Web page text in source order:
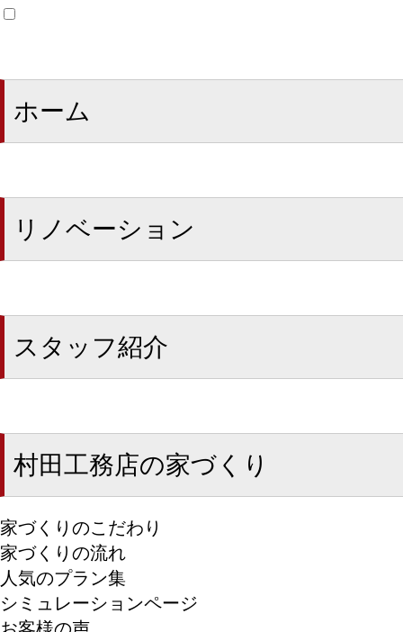
ホーム
リノベーション
スタッフ紹介
村田工務店の家づくり
家づくりのこだわり
家づくりの流れ
人気のプラン集
シミュレーションページ